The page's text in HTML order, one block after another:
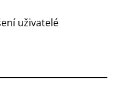
uživatelé